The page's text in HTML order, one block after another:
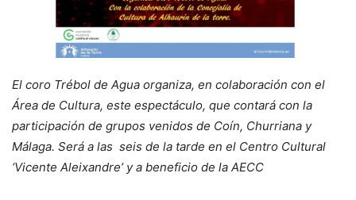
El coro Trébol de Agua organiza, en colaboración con el
Área de Cultura, este espectáculo, que contará con la
participación de grupos venidos de Coín, Churriana y
Málaga. Será a las seis de la tarde en el Centro Cultural
‘Vicente Aleixandre’ y a beneficio de la AECC